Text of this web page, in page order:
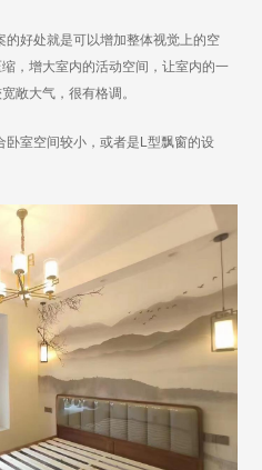
的好处就是可以增加整体视觉上的空
，增大室内的活动空间，让室内的一
敞大气，很有格调。
卧室空间较小，或者是L型飘窗的设